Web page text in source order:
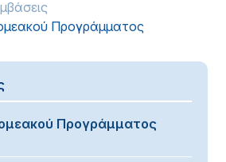
Προγράμματος
Προγράμματος